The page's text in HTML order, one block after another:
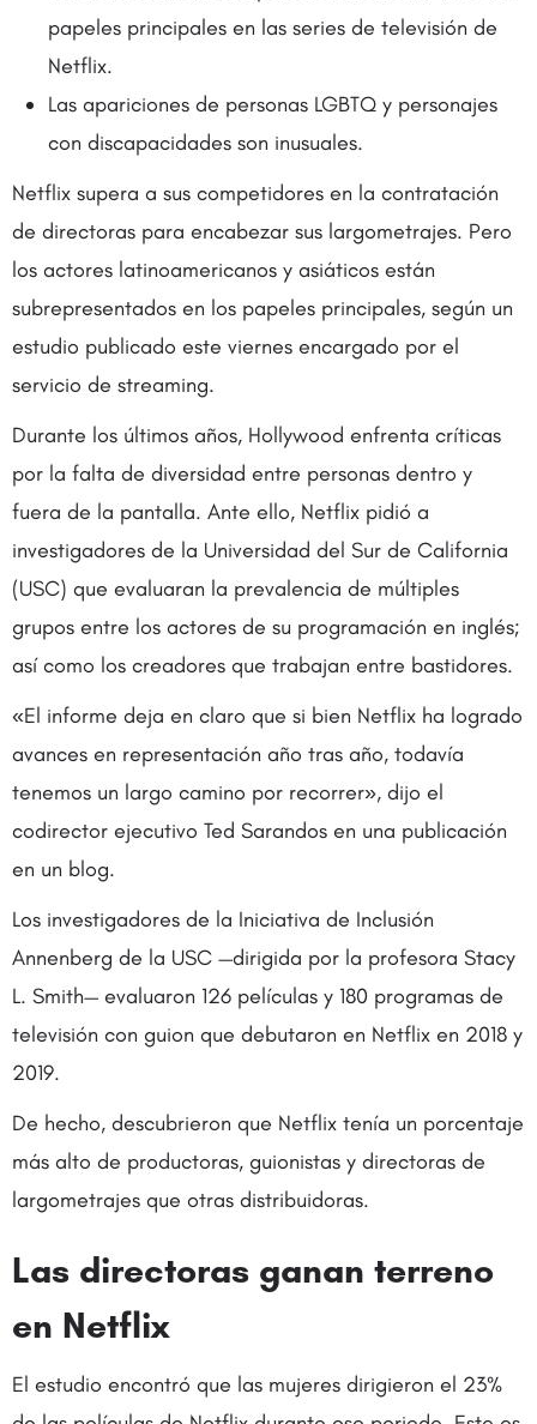
papeles principales en las series de televisión de
Netflix.
Las apariciones de personas LGBTQ y personajes
con discapacidades son inusuales.
Netflix supera a sus competidores en la contratación
de directoras para encabezar sus largometrajes. Pero
los actores latinoamericanos y asiáticos están
subrepresentados en los papeles principales, según un
estudio publicado este viernes encargado por el
servicio de streaming.
Durante los últimos años, Hollywood enfrenta críticas
por la falta de diversidad entre personas dentro y
fuera de la pantalla. Ante ello, Netflix pidió a
investigadores de la Universidad del Sur de California
(USC) que evaluaran la prevalencia de múltiples
grupos entre los actores de su programación en inglés;
así como los creadores que trabajan entre bastidores.
«El informe deja en claro que si bien Netflix ha logrado
avances en representación año tras año, todavía
tenemos un largo camino por recorrer», dijo el
codirector ejecutivo Ted Sarandos en una publicación
en un blog.
Los investigadores de la Iniciativa de Inclusión
Annenberg de la USC —dirigida por la profesora Stacy
L. Smith— evaluaron 126 películas y 180 programas de
televisión con guion que debutaron en Netflix en 2018 y
2019.
De hecho, descubrieron que Netflix tenía un porcentaje
más alto de productoras, guionistas y directoras de
largometrajes que otras distribuidoras.
Las directoras ganan terreno
en Netflix
El estudio encontró que las mujeres dirigieron el 23%